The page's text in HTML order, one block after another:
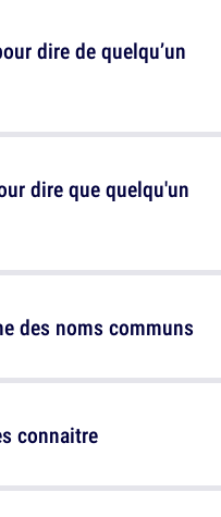
dire de quelqu’un
des noms communs
dire que quelqu'un
connaitre